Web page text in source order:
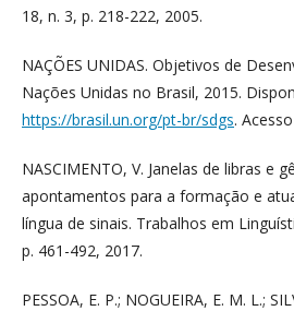
18, n. 3, p. 218-222, 2005.
NAÇÕES UNIDAS. Objetivos de
Nações Unidas no Brasil, 2015.
https://brasil.un.org/pt-br/sdgs.
NASCIMENTO, V. Janelas de libras e
apontamentos para a formação e
língua de sinais. Trabalhos em
p. 461-492, 2017.
PESSOA, E. P.; NOGUEIRA, E. M. L.;